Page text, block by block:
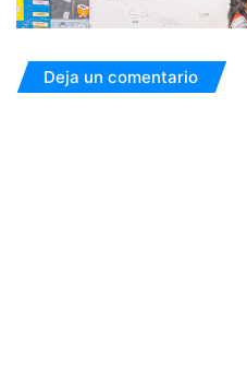
Deja un comentario